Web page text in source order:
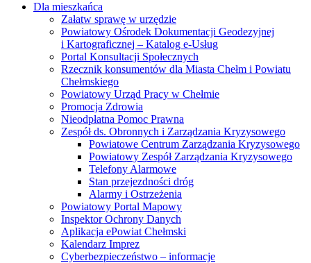
Dla mieszkańca
Załatw sprawę w urzędzie
Powiatowy Ośrodek Dokumentacji Geodezyjnej
i Kartograficznej – Katalog e-Usług
Portal Konsultacji Społecznych
Rzecznik konsumentów dla Miasta Chełm i Powiatu
Chełmskiego
Powiatowy Urząd Pracy w Chełmie
Promocja Zdrowia
Nieodpłatna Pomoc Prawna
Zespół ds. Obronnych i Zarządzania Kryzysowego
Powiatowe Centrum Zarządzania Kryzysowego
Powiatowy Zespół Zarządzania Kryzysowego
Telefony Alarmowe
Stan przejezdności dróg
Alarmy i Ostrzeżenia
Powiatowy Portal Mapowy
Inspektor Ochrony Danych
Aplikacja ePowiat Chełmski
Kalendarz Imprez
Cyberbezpieczeństwo – informacje